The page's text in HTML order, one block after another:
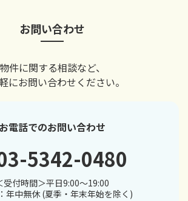
お問い合わせ
物件に関する相談など、
にお問い合わせください。
お電話でのお問い合わせ
5342-0480
受付時間＞平日9:00～19:00
年中無休 (夏季・年末年始を除く)